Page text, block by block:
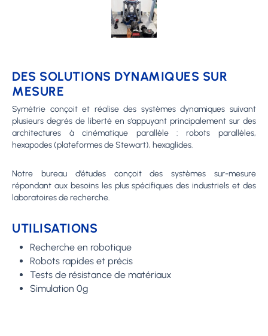
DES SOLUTIONS DYNAMIQUES SUR
MESURE
Symétrie conçoit et réalise des systèmes dynamiques suivant
plusieurs degrés de liberté en s’appuyant principalement sur des
architectures à cinématique parallèle : robots parallèles,
hexapodes (plateformes de Stewart), hexaglides.
Notre bureau d’études conçoit des systèmes sur-mesure
répondant aux besoins les plus spécifiques des industriels et des
laboratoires de recherche.
UTILISATIONS
Recherche en robotique
Robots rapides et précis
Tests de résistance de matériaux
Simulation 0g